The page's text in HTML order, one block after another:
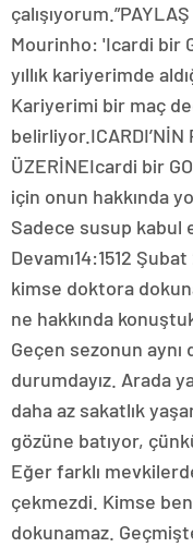
Mourinho: 'Icardi bir
yıllık kariyerimde
Kariyerimi bir maç
belirliyor.ICARDI’NİN
ÜZERİNEIcardi bir
için onun hakkında
Sadece susup kabul
Devamı14:1512
kimse doktora
ne hakkında
Geçen sezonun aynı
durumdayız. Arada
daha az sakatlık
gözüne batıyor,
Eğer farklı
çekmezdi. Kimse
dokunamaz.